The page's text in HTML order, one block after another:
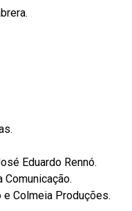
Eduardo Rennó.
Colmeia Produções.